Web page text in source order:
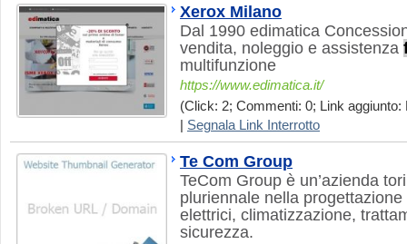
Xerox Milano
Dal 1990 edimatica
vendita, noleggio e assistenza
multifunzione
https://www.edimatica.it/
(Click: 2; Commenti: 0; Link aggiunto:
Segnala Link Interrotto
Te Com Group
TeCom Group è un’azienda
pluriennale nella
elettrici, climatizzazione,
sicurezza.